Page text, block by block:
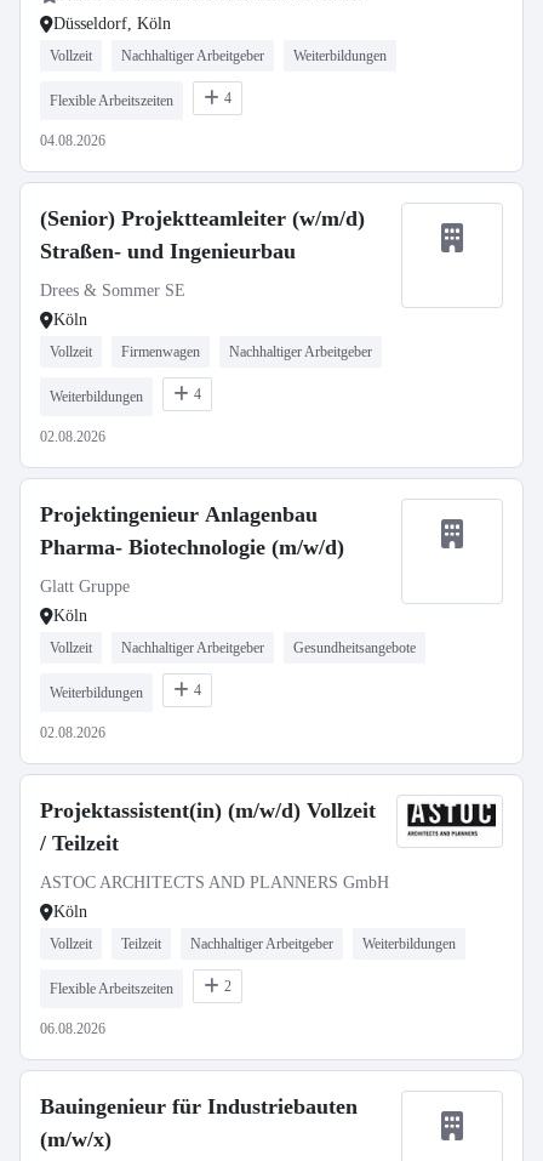
Düsseldorf, Köln
Vollzeit Nachhaltiger Arbeitgeber Weiterbildungen
Flexible Arbeitszeiten 4
04.08.2026
(Senior) Projektteamleiter (w/m/d)
Straßen- und Ingenieurbau
Drees & Sommer SE
Köln
Vollzeit Firmenwagen Nachhaltiger Arbeitgeber
Weiterbildungen 4
02.08.2026
Projektingenieur Anlagenbau
Pharma- Biotechnologie (m/w/d)
Glatt Gruppe
Köln
Vollzeit Nachhaltiger Arbeitgeber Gesundheitsangebote
Weiterbildungen 4
02.08.2026
Projektassistent(in) (m/w/d) Vollzeit
/ Teilzeit
ASTOC ARCHITECTS AND PLANNERS GmbH
Köln
Vollzeit Teilzeit Nachhaltiger Arbeitgeber Weiterbildungen
Flexible Arbeitszeiten 2
06.08.2026
Bauingenieur für Industriebauten
(m/w/x)